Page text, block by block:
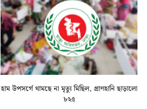
হাম উপসর্গে থামছে না মৃত্যু মিছিল, প্রাণহানি ছাড়ালো
৮২৫